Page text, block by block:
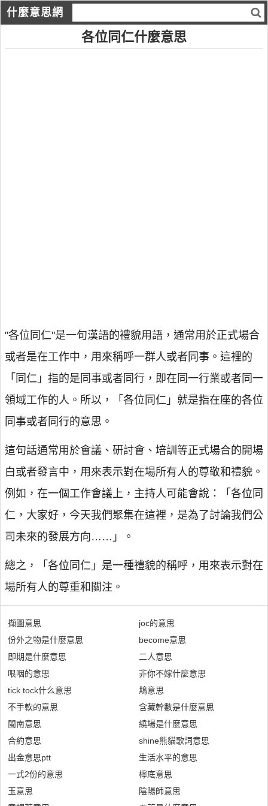
什麼意思網
各位同仁什麼意思
"各位同仁"是一句漢語的禮貌用語，通常用於正式場合
或者是在工作中，用來稱呼一群人或者同事。這裡的
「同仁」指的是同事或者同行，即在同一行業或者同一
領域工作的人。所以，「各位同仁」就是指在座的各位
同事或者同行的意思。
這句話通常用於會議、研討會、培訓等正式場合的開場
白或者發言中，用來表示對在場所有人的尊敬和禮貌。
例如，在一個工作會議上，主持人可能會說：「各位同
仁，大家好，今天我們聚集在這裡，是為了討論我們公
司未來的發展方向……」。
總之，「各位同仁」是一種禮貌的稱呼，用來表示對在
場所有人的尊重和關注。
擷圖意思
份外之物是什麼意思
即期是什麼意思
哏咽的意思
tick tock什么意思
不手軟的意思
閩南意思
合約意思
出金意思ptt
一式2份的意思
玉意思
joc的意思
become意思
二人意思
非你不嫁什麼意思
䳍意思
含藏幹數是什麼意思
繞場是什麼意思
shine熊貓歌詞意思
生活水平的意思
檸底意思
陰陽師意思